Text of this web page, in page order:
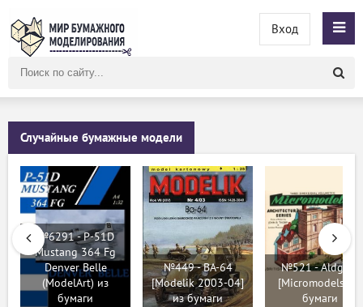
сайту
Вход
Случайные бумажные модели
№6291 - P-51D
Mustang 364 Fg
Denver Belle
(ModelArt) из
бумаги
№449 - BA-64
[Modelik 2003-04]
из бумаги
№521 - Aldgate
[Micromodels] из
бумаги